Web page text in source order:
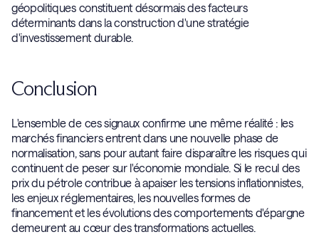
géopolitiques constituent désormais des facteurs
déterminants dans la construction d'une stratégie
d'investissement durable.
Conclusion
L'ensemble de ces signaux confirme une même réalité : les
marchés financiers entrent dans une nouvelle phase de
normalisation, sans pour autant faire disparaître les risques qui
continuent de peser sur l'économie mondiale. Si le recul des
prix du pétrole contribue à apaiser les tensions inflationnistes,
les enjeux réglementaires, les nouvelles formes de
financement et les évolutions des comportements d'épargne
demeurent au cœur des transformations actuelles.